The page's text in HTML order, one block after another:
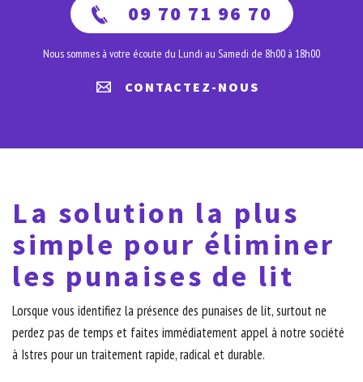
09 70 71 96 70
Nous sommes à votre écoute du Lundi au Samedi de 8h00 à 18h00
CONTACTEZ-NOUS
La solution la plus
simple pour éliminer
les punaises de lit
Lorsque vous identifiez la présence des punaises de lit, surtout ne
perdez pas de temps et faites immédiatement appel à notre société
à Istres pour un traitement rapide, radical et durable.